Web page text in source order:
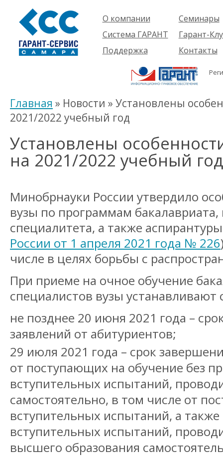
О компании
Компания
Проекты
Партнеры
Вакансии
Реквизиты
Информация
Система ГАРАНТ
О системе
решения
Комплекты
Новинки
История
Поддержка
Пользователям
Будущим
пользователям
Семинары
Об услуге
семинары
Гарант-
Контакты
Главная » Новости » Установлены
2021/2022 учебный год
Установлены
на 2021/2022 учебный год
Минобрнауки России утвердило
вузы по программам бакалавриата,
специалитета, а также
России от 1 апреля 2021 года № 226
числе в целях борьбы с
При приеме на очное обучение
специалистов вузы
не позднее 20 июня 2021 года –
заявлений от абитуриентов;
29 июля 2021 года – срок
от поступающих на обучение без
вступительных испытаний,
самостоятельно, в том числе от
вступительных испытаний, а
вступительных испытаний,
высшего образования